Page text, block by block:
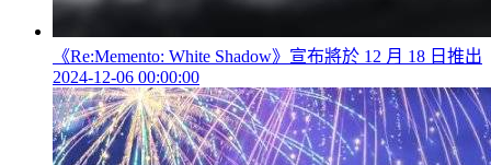
《Re:Memento: White Shadow》宣布將於 12 月 18 日推出
2024-12-06 00:00:00